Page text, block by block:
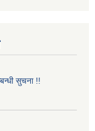
सुचना !!